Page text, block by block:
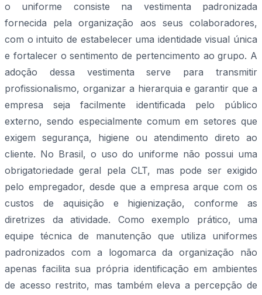
o uniforme consiste na vestimenta padronizada
fornecida pela organização aos seus colaboradores,
com o intuito de estabelecer uma identidade visual única
e fortalecer o sentimento de pertencimento ao grupo. A
adoção dessa vestimenta serve para transmitir
profissionalismo, organizar a hierarquia e garantir que a
empresa seja facilmente identificada pelo público
externo, sendo especialmente comum em setores que
exigem segurança, higiene ou atendimento direto ao
cliente. No Brasil, o uso do uniforme não possui uma
obrigatoriedade geral pela CLT, mas pode ser exigido
pelo empregador, desde que a empresa arque com os
custos de aquisição e higienização, conforme as
diretrizes da atividade. Como exemplo prático, uma
equipe técnica de manutenção que utiliza uniformes
padronizados com a logomarca da organização não
apenas facilita sua própria identificação em ambientes
de acesso restrito, mas também eleva a percepção de